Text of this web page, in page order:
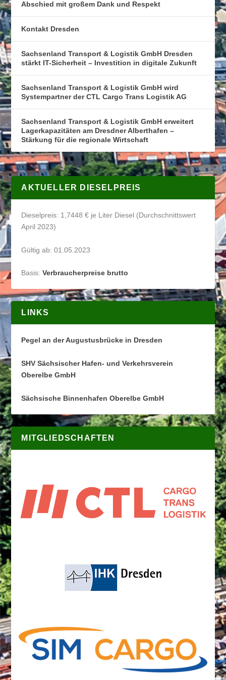
Abschied mit großem Dank und Respekt
Kontakt Dresden
Sachsenland Transport & Logistik GmbH Dresden
stärkt IT-Sicherheit – Investition in digitale Zukunft
Sachsenland Transport & Logistik GmbH wird
Systempartner der CTL Cargo Trans Logistik AG
Sachsenland Transport & Logistik GmbH erweitert
Lagerkapazitäten am Dresdner Alberthafen –
Stärkung für die regionale Wirtschaft
AKTUELLER DIESELPREIS
Dieselpreis: 1,7448 € je Liter Diesel (Durchschnittswert
April 2023)
Gültig ab: 01.05.2023
Basis:Verbraucherpreise brutto
LINKS
Pegel an der Augustusbrücke in Dresden
SHV Sächsischer Hafen- und Verkehrsverein
Oberelbe GmbH
Sächsische Binnenhafen Oberelbe GmbH
MITGLIEDSCHAFTEN